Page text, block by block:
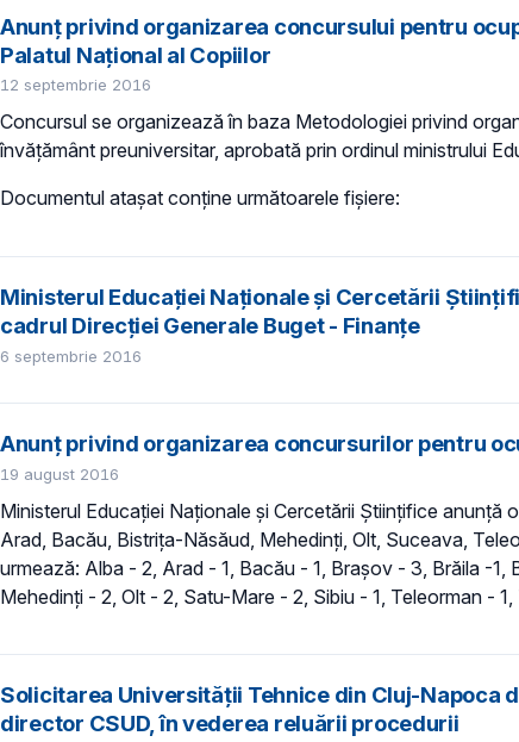
Anunţ privind organizarea concursului pentru
Palatul Național al Copiilor
12 septembrie 2016
Concursul se organizează în baza Metodologiei privind
învățământ preuniversitar, aprobată prin ordinul ministrului
Documentul ataşat conţine următoarele fişiere:
Ministerul Educației Naționale și Cercetării
cadrul Direcției Generale Buget - Finanțe
6 septembrie 2016
Anunţ privind organizarea concursurilor pentru
19 august 2016
Ministerul Educaţiei Naționale și Cercetării Științifice
Arad, Bacău, Bistrița-Năsăud, Mehedinți, Olt, Suceava,
urmează: Alba - 2, Arad - 1, Bacău - 1, Braşov - 3, Brăila -1,
Mehedinţi - 2, Olt - 2, Satu-Mare - 2, Sibiu - 1, Teleorman - 1,
Solicitarea Universității Tehnice din Cluj-Napoca
director CSUD, în vederea reluării procedurii